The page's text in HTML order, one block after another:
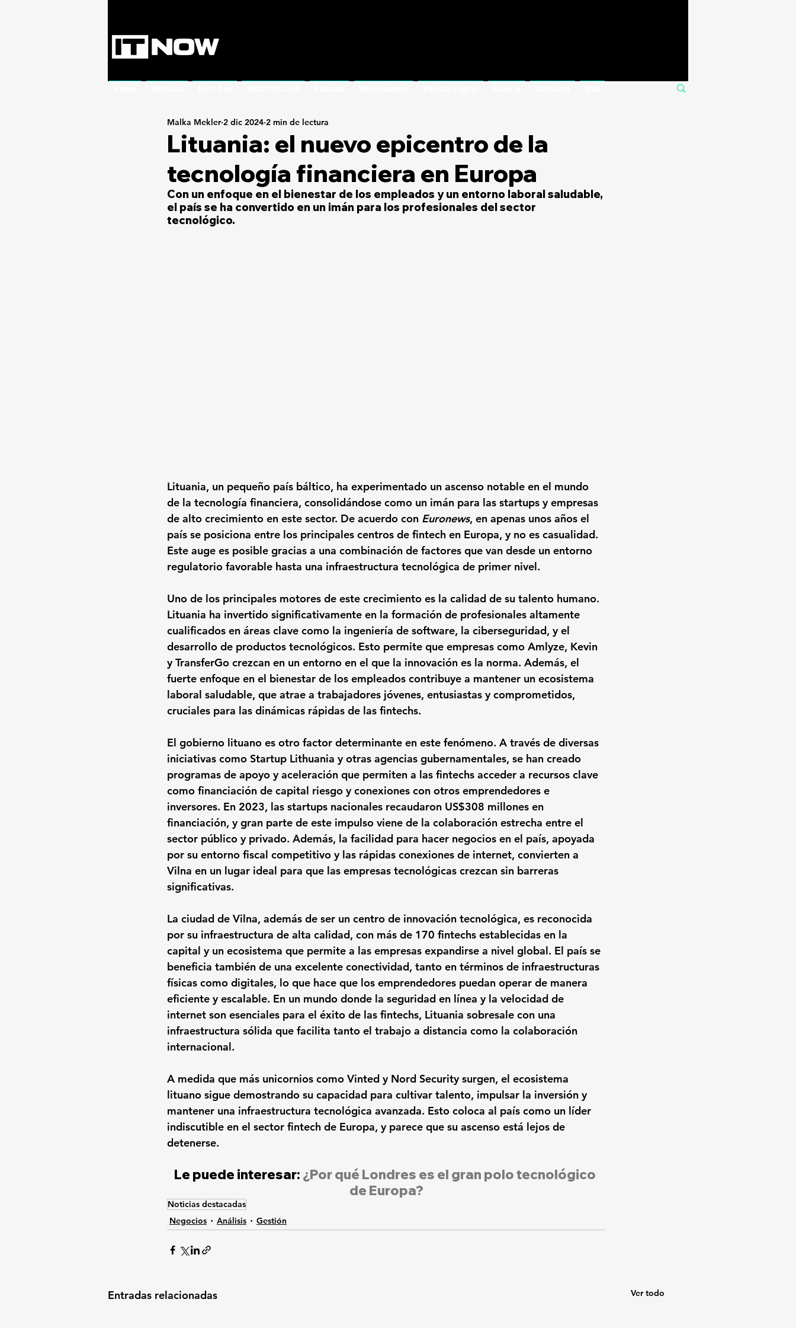
Lituania: el nuevo epicentro de la
tecnología financiera en Europa
Malka Mekler 2 dic 2024 2 min de lectura
Con un enfoque en el bienestar de los empleados y un entorno laboral saludable,
el país se ha convertido en un imán para los profesionales del sector
tecnológico.
Lituania, un pequeño país báltico, ha experimentado un ascenso notable en el mundo
de la tecnología financiera, consolidándose como un imán para las startups y empresas
de alto crecimiento en este sector. De acuerdo con Euronews, en apenas unos años el
país se posiciona entre los principales centros de fintech en Europa, y no es casualidad.
Este auge es posible gracias a una combinación de factores que van desde un entorno
regulatorio favorable hasta una infraestructura tecnológica de primer nivel.
Uno de los principales motores de este crecimiento es la calidad de su talento humano.
Lituania ha invertido significativamente en la formación de profesionales altamente
cualificados en áreas clave como la ingeniería de software, la ciberseguridad, y el
desarrollo de productos tecnológicos. Esto permite que empresas como Amlyze, Kevin
y TransferGo crezcan en un entorno en el que la innovación es la norma. Además, el
fuerte enfoque en el bienestar de los empleados contribuye a mantener un ecosistema
laboral saludable, que atrae a trabajadores jóvenes, entusiastas y comprometidos,
cruciales para las dinámicas rápidas de las fintechs.
El gobierno lituano es otro factor determinante en este fenómeno. A través de diversas
iniciativas como Startup Lithuania y otras agencias gubernamentales, se han creado
programas de apoyo y aceleración que permiten a las fintechs acceder a recursos clave
como financiación de capital riesgo y conexiones con otros emprendedores e
inversores. En 2023, las startups nacionales recaudaron US$308 millones en
financiación, y gran parte de este impulso viene de la colaboración estrecha entre el
sector público y privado. Además, la facilidad para hacer negocios en el país, apoyada
por su entorno fiscal competitivo y las rápidas conexiones de internet, convierten a
Vilna en un lugar ideal para que las empresas tecnológicas crezcan sin barreras
significativas.
La ciudad de Vilna, además de ser un centro de innovación tecnológica, es reconocida
por su infraestructura de alta calidad, con más de 170 fintechs establecidas en la
capital y un ecosistema que permite a las empresas expandirse a nivel global. El país se
beneficia también de una excelente conectividad, tanto en términos de infraestructuras
físicas como digitales, lo que hace que los emprendedores puedan operar de manera
eficiente y escalable. En un mundo donde la seguridad en línea y la velocidad de
internet son esenciales para el éxito de las fintechs, Lituania sobresale con una
infraestructura sólida que facilita tanto el trabajo a distancia como la colaboración
internacional.
A medida que más unicornios como Vinted y Nord Security surgen, el ecosistema
lituano sigue demostrando su capacidad para cultivar talento, impulsar la inversión y
mantener una infraestructura tecnológica avanzada. Esto coloca al país como un líder
indiscutible en el sector fintech de Europa, y parece que su ascenso está lejos de
detenerse.
Le puede interesar: ¿Por qué Londres es el gran polo tecnológico
de Europa?
Noticias destacadas
Negocios
Análisis Gestión
Entradas relacionadas Ver todo